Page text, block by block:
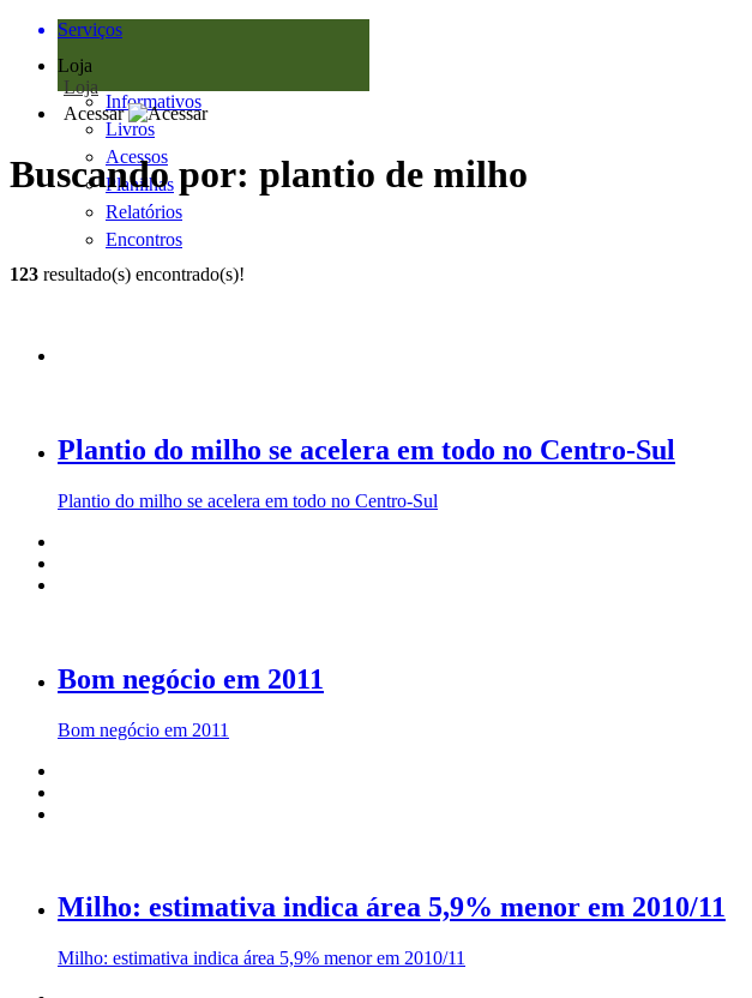
Serviços
Loja
Loja
Informativos
Livros
Acessos
Planilhas
Relatórios
Encontros
Acessar
Buscando por: plantio de milho
123 resultado(s) encontrado(s)!
Plantio do milho se acelera em todo no Centro-Sul
Plantio do milho se acelera em todo no Centro-Sul
Bom negócio em 2011
Bom negócio em 2011
Milho: estimativa indica área 5,9% menor em 2010/11
Milho: estimativa indica área 5,9% menor em 2010/11